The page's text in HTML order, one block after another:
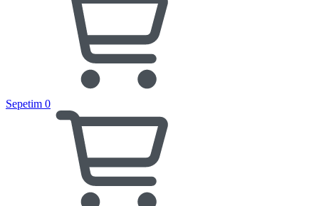
Sepetim 0